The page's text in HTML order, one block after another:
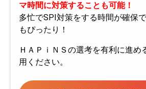
マ時間に対策することも可能！
多忙でSPI対策をする時間が確保
もぴったり！
ＨＡＰｉＮＳの選考を有利に進め
用ください。